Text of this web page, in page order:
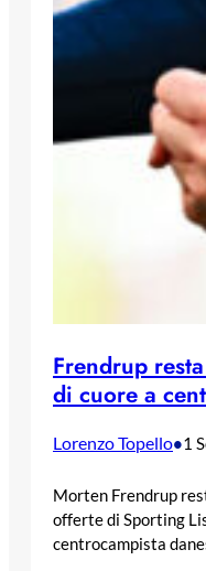
Frendrup
di cuore a
Lorenzo Topello•1
Morten Frendrup
offerte di Sporting
centrocampista